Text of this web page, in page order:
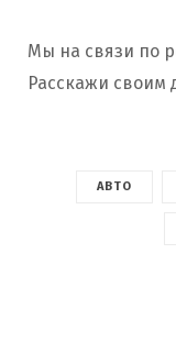
Мы на связи по
Расскажи своим
АВТО